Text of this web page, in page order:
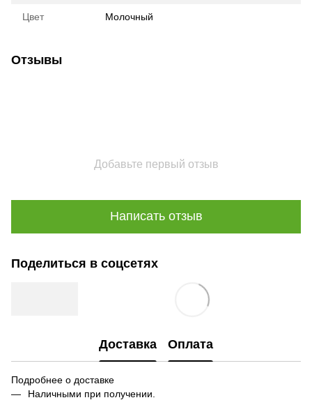
Цвет Молочный
Отзывы
Добавьте первый отзыв
Написать отзыв
Поделиться в соцсетях
Доставка Оплата
Подробнее о доставке
Наличными при получении.